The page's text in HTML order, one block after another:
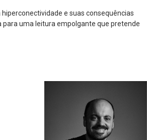
e suas consequências
para uma leitura empolgante que pretende